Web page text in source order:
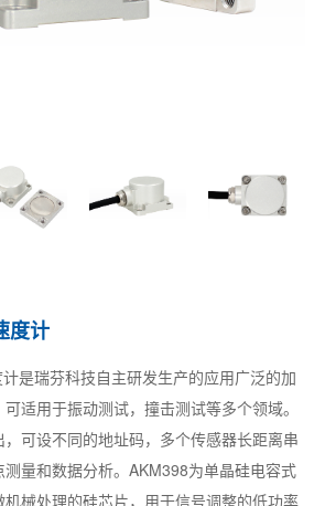
度计
是瑞芬科技自主研发生产的应用广泛的加
适用于振动测试，撞击测试等多个领域。
可设不同的地址码，多个传感器长距离串
量和数据分析。AKM398为单晶硅电容式
械处理的硅芯片，用于信号调整的低功率